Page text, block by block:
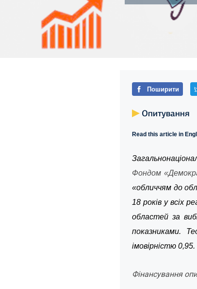
Поширити
Опитування
Read this article in
Фондом
«обличчям до
18 років у всіх
областей за
показниками.
імовірністю 0,95.
Фінансування